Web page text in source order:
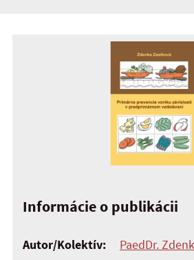
Informácie o publikácii
Autor/Kolektív:
PaedDr.